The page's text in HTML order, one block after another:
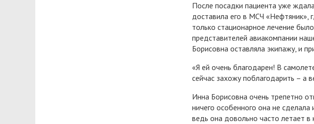
После посадки пациента уже
доставила его в МСЧ «Нефтяник»,
только стационарное лечение
представителей авиакомпании
Борисовна оставляла экипажу, и
«Я ей очень благодарен! В
сейчас захожу поблагодарить – а
Инна Борисовна очень трепетно
ничего особенного она не сделала
ведь она довольно часто летает в